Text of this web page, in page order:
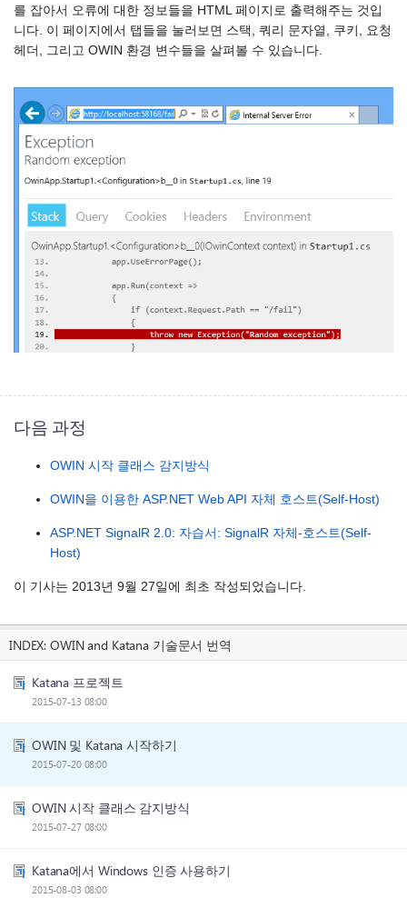
를 잡아서 오류에 대한 정보들을 HTML 페이지로 출력해주는 것입
니다. 이 페이지에서 탭들을 눌러보면 스택, 쿼리 문자열, 쿠키, 요청
헤더, 그리고 OWIN 환경 변수들을 살펴볼 수 있습니다.
다음 과정
OWIN 시작 클래스 감지방식
OWIN을 이용한 ASP.NET Web API 자체 호스트(Self-Host)
ASP.NET SignalR 2.0: 자습서: SignalR 자체-호스트(Self-
Host)
이 기사는 2013년 9월 27일에 최초 작성되었습니다.
INDEX:OWIN and Katana 기술문서 번역
Katana 프로젝트
2015-07-13 08:00
OWIN 및 Katana 시작하기
2015-07-20 08:00
OWIN 시작 클래스 감지방식
2015-07-27 08:00
Katana에서 Windows 인증 사용하기
2015-08-03 08:00